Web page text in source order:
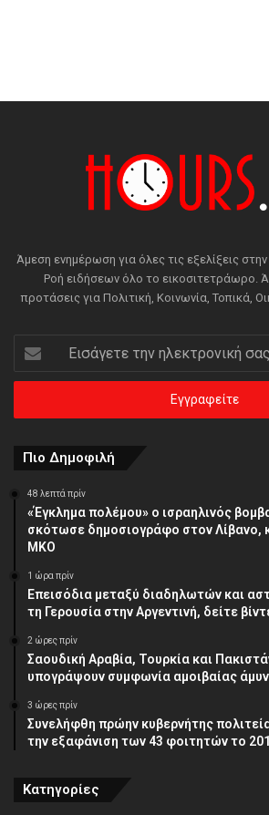
Άμεση ενημέρωση για όλες τις εξελίξεις
Ροή ειδήσεων όλο το εικοσιτετράωρο.
προτάσεις για Πολιτική, Κοινωνία, Τοπικά,
την
ηλεκτρονική
διεύθυνση
Πιο Δημοφιλή
48 λεπτά πρίν
«Έγκλημα πολέμου» ο ισραηλινός
σκότωσε δημοσιογράφο στον Λίβανο,
ΜΚΟ
1 ώρα πρίν
Επεισόδια μεταξύ διαδηλωτών και
τη Γερουσία στην Αργεντινή, δείτε
2 ώρες πρίν
Σαουδική Αραβία, Τουρκία και
υπογράψουν συμφωνία αμοιβαίας
3 ώρες πρίν
Συνελήφθη πρώην κυβερνήτης
την εξαφάνιση των 43 φοιτητών το
Κατηγορίες